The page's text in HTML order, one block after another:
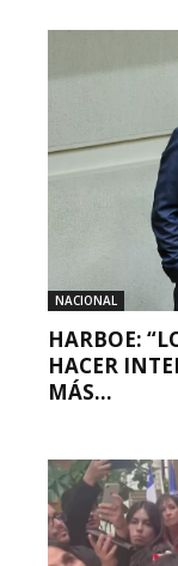
NACIONAL
HARBOE:
HACER
MÁS...